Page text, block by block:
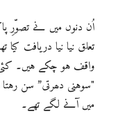
اُن دنوں میں نے تصوّرِ
تعلق نیا نیا دریافت
واقف ہو چکے ہیں۔
"سوہنی دھرتی” سن
میں آنے لگے تھے۔